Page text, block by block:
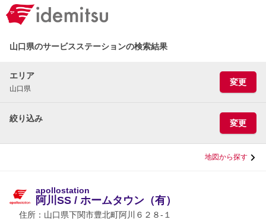
山口県のサービスステーションの検索結果
エリア
山口県
変更
絞り込み 変更
地図から探す
apollostation
阿川SS / ホームタウン（有）
住所： 山口県下関市豊北町阿川６２８-１